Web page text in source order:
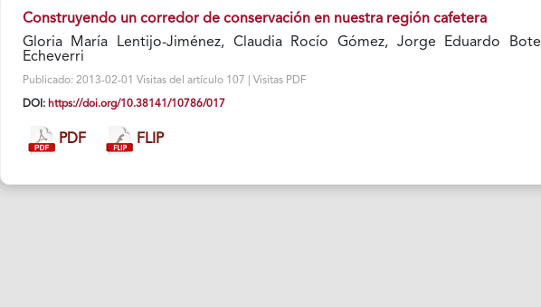
Construyendo un corredor de conservación en nuestra región cafetera
Gloria María Lentijo-Jiménez, Claudia Rocío Gómez, Jorge Eduardo
Echeverri
Publicado: 2013-02-01 Visitas del artículo 107 | Visitas PDF
DOI: https://doi.org/10.38141/10786/017
PDF FLIP